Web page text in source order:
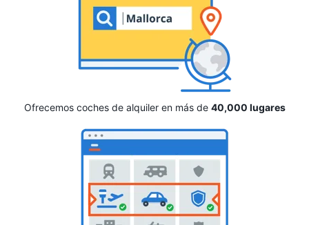
Ofrecemos coches de alquiler en más de 40,000 lugares